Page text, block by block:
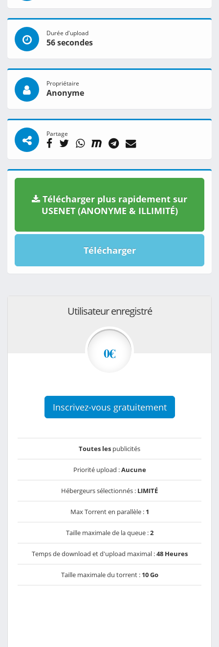
Durée d'upload
56 secondes
Propriétaire
Anonyme
Partage
Télécharger plus rapidement sur
USENET (ANONYME & ILLIMITÉ)
Télécharger
Utilisateur enregistré
0€
Inscrivez-vous gratuitement
Toutes les publicités
Priorité upload :Aucune
Hébergeurs sélectionnés : LIMITÉ
Max Torrent en parallèle : 1
Taille maximale de la queue :2
Temps de download et d'upload maximal :48 Heures
Taille maximale du torrent : 10 Go